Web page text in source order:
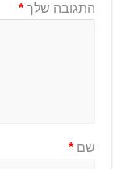
התגובה שלך*
שם*